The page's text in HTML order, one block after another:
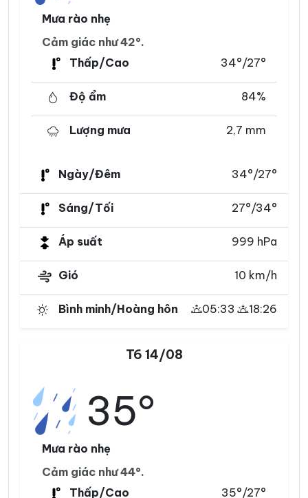
Mưa rào nhẹ
Cảm giác như 42°.
Thấp/Cao
34°/27°
Độ ẩm 84%
Lượng mưa 2,7 mm
Ngày/Đêm 34°/27°
Sáng/Tối 27°/34°
Áp suất 999 hPa
Gió 10 km/h
Bình minh/Hoàng hôn 05:33 18:26
T6 14/08
35°
Mưa rào nhẹ
Cảm giác như 44°.
Thấp/Cao
35°/27°